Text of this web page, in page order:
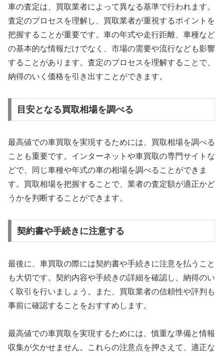
車の査定は、買取業者によって異なる基準で行われます。
査定のプロセスを理解し、買取業者が重視するポイントを
把握することが重要です。車の年式や走行距離、車種など
の基本的な情報だけでなく、市場の需要や流行なども影響
することがあります。査定のプロセスを理解することで、
納得のいく価格を引き出すことができます。
目安となる買取相場を調べる
最高値での車買取を実現するためには、買取相場を調べる
ことも重要です。インターネットや車買取の専門サイトな
どで、同じ車種や年式の車の相場を調べることができま
す。買取相場を把握することで、業者の査定額が適正かど
うかを判断することができます。
契約書や手続きに注意する
最後に、車買取の際には契約書や手続きに注意を払うこと
も大切です。契約内容や手続きの詳細を確認し、納得のい
く取引を行いましょう。また、買取業者の信頼性や評判も
事前に確認することをおすすめします。
最高値での車買取を実現するためには、慎重な準備と情報
収集が欠かせません。これらの注意点を押さえて、適正な